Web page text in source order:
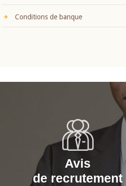
Conditions de banque
Avis
de recrutement